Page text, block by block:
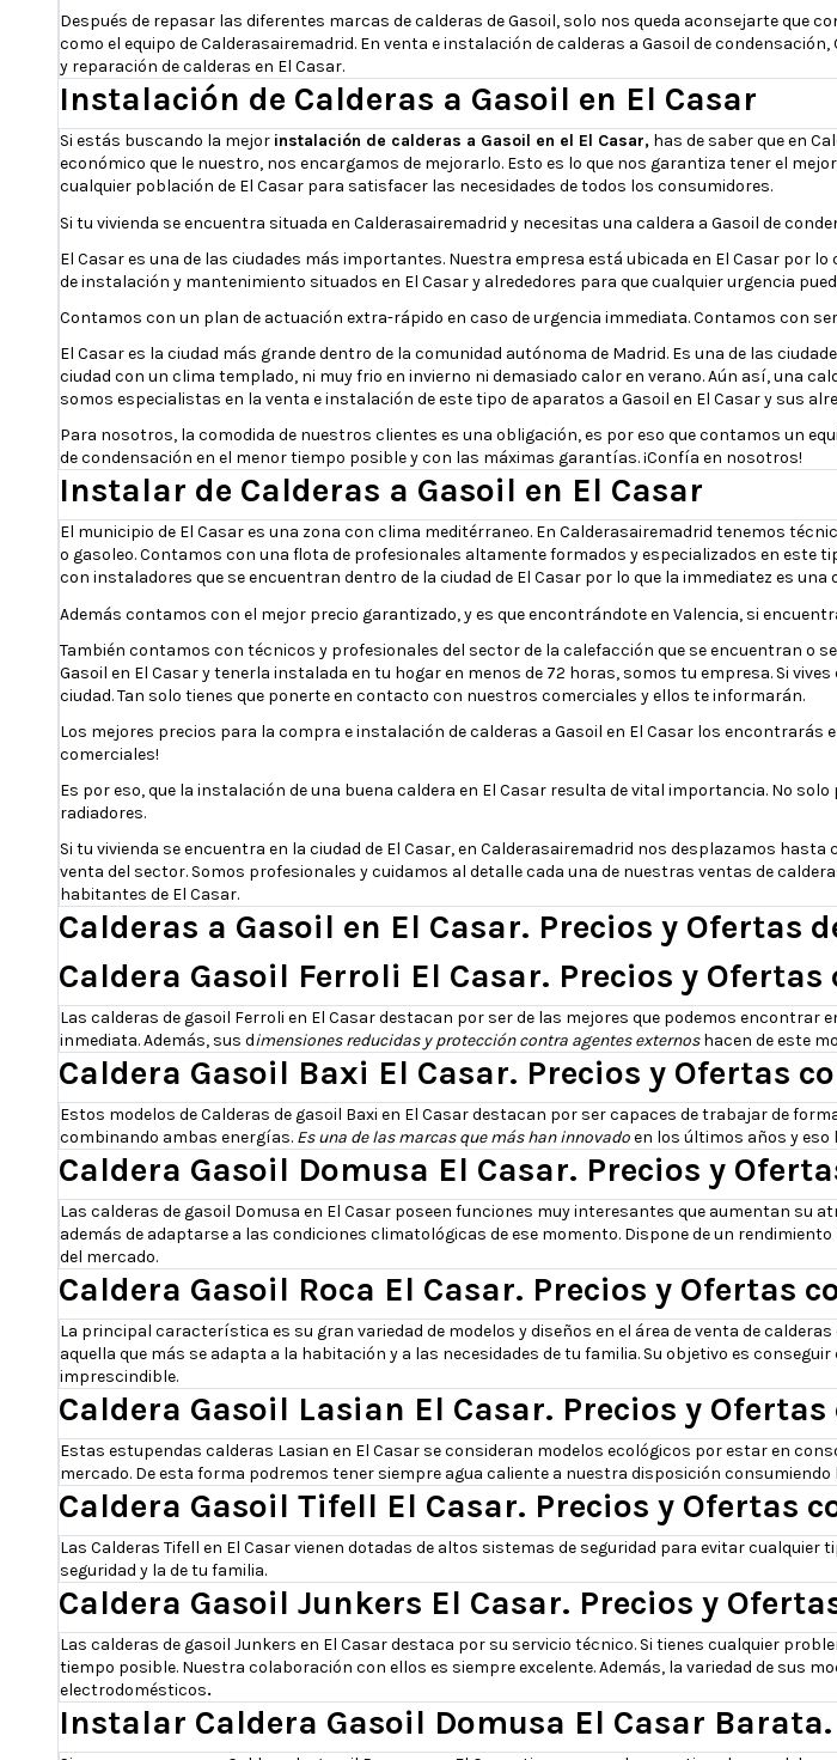
Después de repasar las diferentes marcas de calderas de Gasoil, solo nos queda aconsejarte
como el equipo de Calderasairemadrid. En venta e instalación de calderas a Gasoil de
y reparación de calderas en El Casar.
Instalación de Calderas a Gasoil en El Casar
Si estás buscando la mejor instalación de calderas a Gasoil en el El Casar,has de saber que en
económico que le nuestro, nos encargamos de mejorarlo. Esto es lo que nos garantiza tener el
cualquier población de El Casar para satisfacer las necesidades de todos los consumidores.
Si tu vivienda se encuentra situada en Calderasairemadrid y necesitas una caldera a Gasoil de
El Casar es una de las ciudades más importantes. Nuestra empresa está ubicada en El Casar por
de instalación y mantenimiento situados en El Casar y alrededores para que cualquier urgencia
Contamos con un plan de actuación extra-rápido en caso de urgencia immediata. Contamos con
El Casar es la ciudad más grande dentro de la comunidad autónoma de Madrid. Es una de las
ciudad con un clima templado, ni muy frio en invierno ni demasiado calor en verano. Aún así, una
somos especialistas en la venta e instalación de este tipo de aparatos a Gasoil en El Casar y sus
Para nosotros, la comodida de nuestros clientes es una obligación, es por eso que contamos un
de condensación en el menor tiempo posible y con las máximas garantías. ¡Confía en nosotros!
Instalar de Calderas a Gasoil en El Casar
El municipio de El Casar es una zona con clima meditérraneo. En Calderasairemadrid tenemos
o gasoleo. Contamos con una flota de profesionales altamente formados y especializados en este
con instaladores que se encuentran dentro de la ciudad de El Casar por lo que la immediatez es una
Además contamos con el mejor precio garantizado, y es que encontrándote en Valencia, si
También contamos con técnicos y profesionales del sector de la calefacción que se encuentran o
Gasoil en El Casar y tenerla instalada en tu hogar en menos de 72 horas, somos tu empresa. Si
ciudad. Tan solo tienes que ponerte en contacto con nuestros comerciales y ellos te informarán.
Los mejores precios para la compra e instalación de calderas a Gasoil en El Casar los
comerciales!
Es por eso, que la instalación de una buena caldera en El Casar resulta de vital importancia. No
radiadores.
Si tu vivienda se encuentra en la ciudad de El Casar, en Calderasairemadrid nos desplazamos
venta del sector. Somos profesionales y cuidamos al detalle cada una de nuestras ventas de
habitantes de El Casar.
Calderas a Gasoil en El Casar. Precios y Ofertas
Caldera Gasoil Ferroli El Casar. Precios y
Las calderas de gasoil Ferroli en El Casar destacan por ser de las mejores que podemos
inmediata. Además, sus dimensiones reducidas y protección contra agentes externoshacen de este
Caldera Gasoil Baxi El Casar. Precios y Ofertas
Estos modelos de Calderas de gasoil Baxi en El Casar destacan por ser capaces de trabajar de
combinando ambas energías. Es una de las marcas que más han innovadoen los últimos años y eso
Caldera Gasoil Domusa El Casar. Precios y
Las calderas de gasoil Domusa en El Casar poseen funciones muy interesantes que aumentan su
además de adaptarse a las condiciones climatológicas de ese momento. Dispone de un
del mercado.
Caldera Gasoil Roca El Casar. Precios y Ofertas
La principal característica es su gran variedad de modelos y diseños en el área de venta de
aquella que más se adapta a la habitación y a las necesidades de tu familia. Su objetivo es
imprescindible.
Caldera Gasoil Lasian El Casar. Precios y
Estas estupendas calderas Lasian en El Casar se consideran modelos ecológicos por estar en
mercado. De esta forma podremos tener siempre agua caliente a nuestra disposición
Caldera Gasoil Tifell El Casar. Precios y Ofertas
Las Calderas Tifell en El Casar vienen dotadas de altos sistemas de seguridad para evitar
seguridad y la de tu familia.
Caldera Gasoil Junkers El Casar. Precios y
Las calderas de gasoil Junkers en El Casar destaca por su servicio técnico. Si tienes cualquier
tiempo posible. Nuestra colaboración con ellos es siempre excelente. Además, la variedad de sus
electrodomésticos.
Instalar Caldera Gasoil Domusa El Casar